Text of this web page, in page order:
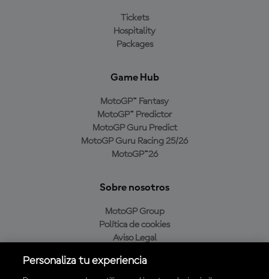
Tickets
Hospitality
Packages
Game Hub
MotoGP™ Fantasy
MotoGP™ Predictor
MotoGP Guru Predict
MotoGP Guru Racing 25/26
MotoGP™26
Sobre nosotros
MotoGP Group
Política de cookies
Aviso Legal
Política de compra
Personaliza tu experiencia